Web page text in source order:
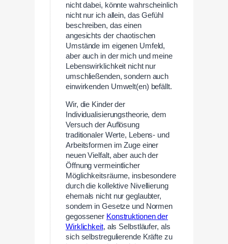
nicht dabei, könnte wahrscheinlich
nicht nur ich allein, das Gefühl
beschreiben, das einen
angesichts der chaotischen
Umstände im eigenen Umfeld,
aber auch in der mich und meine
Lebenswirklichkeit nicht nur
umschließenden, sondern auch
einwirkenden Umwelt(en) befällt.
Wir, die Kinder der
Individualisierungstheorie, dem
Versuch der Auflösung
traditionaler Werte, Lebens- und
Arbeitsformen im Zuge einer
neuen Vielfalt, aber auch der
Öffnung vermeintlicher
Möglichkeitsräume, insbesondere
durch die kollektive Nivellierung
ehemals nicht nur geglaubter,
sondern in Gesetze und Normen
gegossener Konstruktionen der
Wirklichkeit, als Selbstläufer, als
sich selbstregulierende Kräfte zu